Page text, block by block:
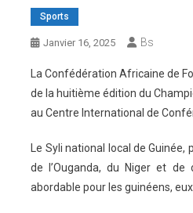
Sports
Janvier 16, 2025 Bs
La Confédération Africaine de
de la huitième édition du
au Centre International de
Le Syli national local de
de l’Ouganda, du Niger et de
abordable pour les guinéens,